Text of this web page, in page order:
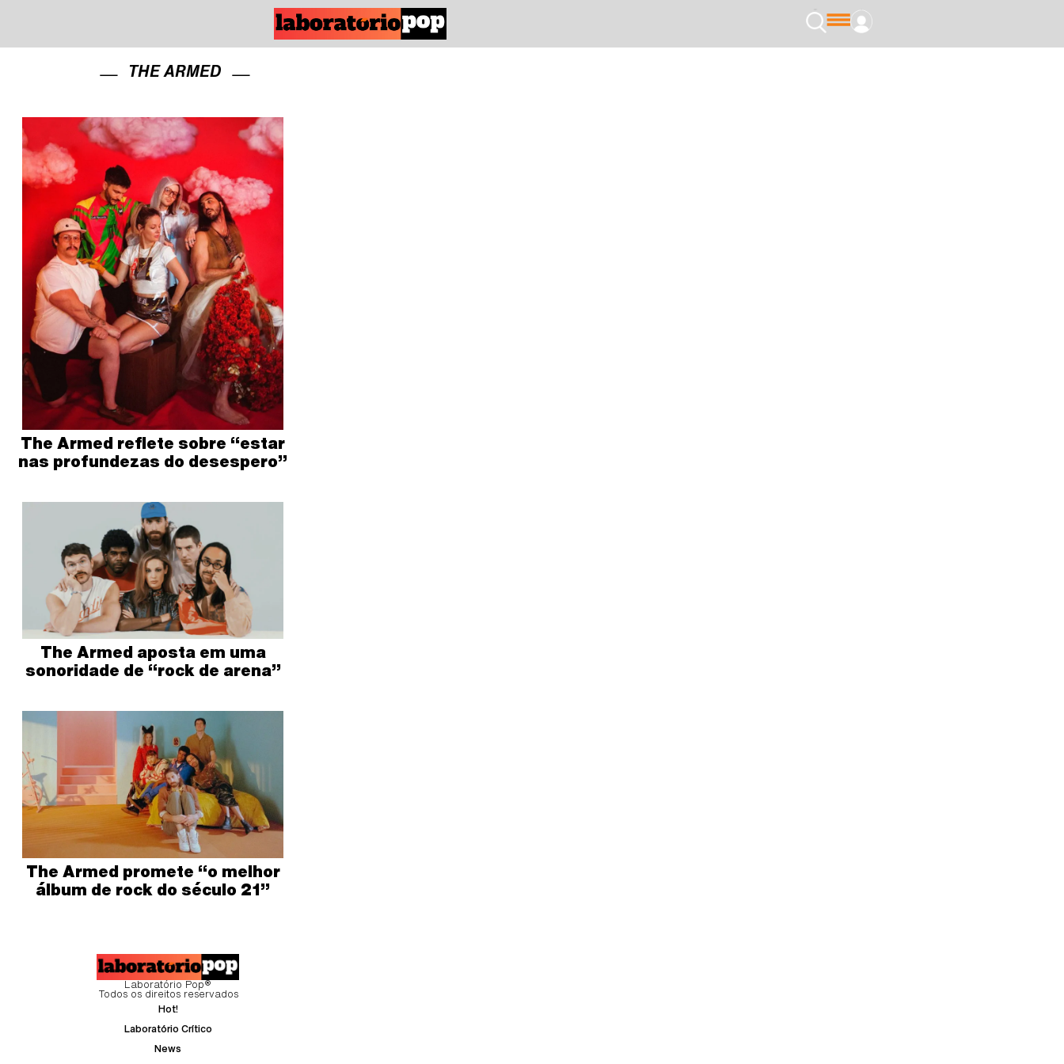
THE ARMED
The Armed reflete sobre “estar
nas profundezas do desespero”
The Armed aposta em uma
sonoridade de “rock de arena”
The Armed promete “o melhor
álbum de rock do século 21”
Laboratório Pop®
Todos os direitos reservados
Hot!
Laboratório Crítico
News